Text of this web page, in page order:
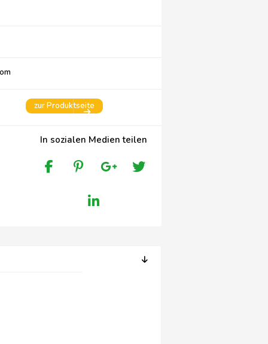
zur Produktseite
In sozialen Medien teilen